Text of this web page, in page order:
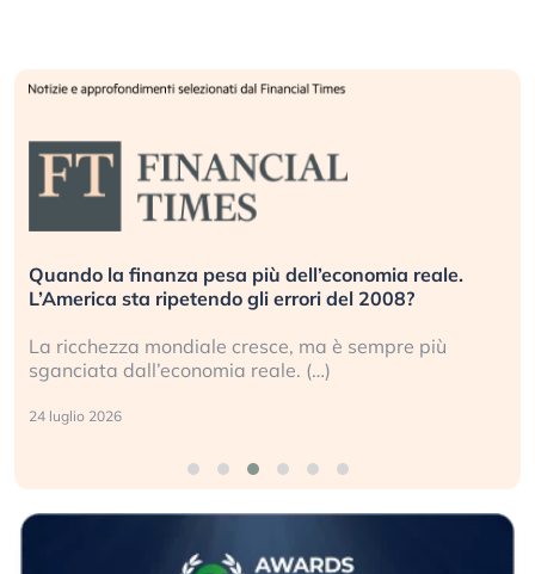
Russia e Cina pronti a spegnere Starlink. Gli
investitori stanno sottovalutando il rischio?
Gli investitori tech continuano a ignorare il rischio
geopolitico: il (…)
17 luglio 2026